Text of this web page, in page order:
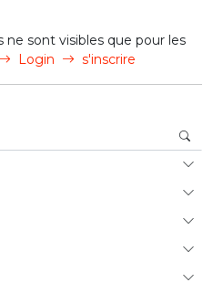
ne sont visibles que pour les
Login s'inscrire